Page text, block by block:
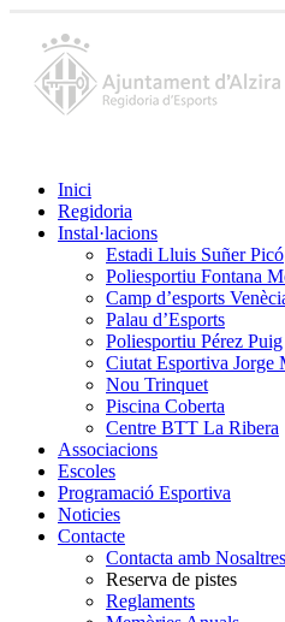
Inici
Regidoria
Instal·lacions
Estadi Lluis Suñer Picó
Poliesportiu Fontana
Camp d’esports
Palau d’Esports
Poliesportiu Pérez Puig
Ciutat Esportiva Jorge
Nou Trinquet
Piscina Coberta
Centre BTT La Ribera
Associacions
Escoles
Programació Esportiva
Noticies
Contacte
Contacta amb Nosaltres
Reserva de pistes
Reglaments